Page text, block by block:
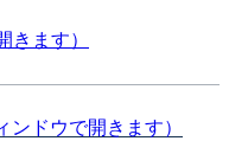
きます）
ンドウで開きます）